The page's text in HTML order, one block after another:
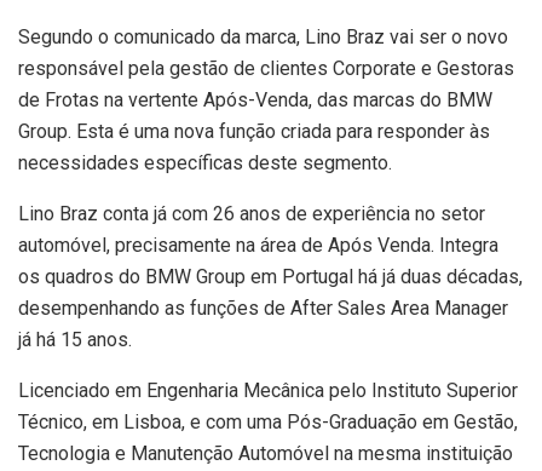
Segundo o comunicado da marca, Lino Braz vai ser o novo
responsável pela gestão de clientes Corporate e Gestoras
de Frotas na vertente Após-Venda, das marcas do BMW
Group. Esta é uma nova função criada para responder às
necessidades específicas deste segmento.
Lino Braz conta já com 26 anos de experiência no setor
automóvel, precisamente na área de Após Venda. Integra
os quadros do BMW Group em Portugal há já duas décadas,
desempenhando as funções de After Sales Area Manager
já há 15 anos.
Licenciado em Engenharia Mecânica pelo Instituto Superior
Técnico, em Lisboa, e com uma Pós-Graduação em Gestão,
Tecnologia e Manutenção Automóvel na mesma instituição